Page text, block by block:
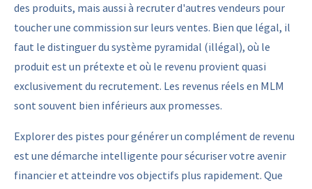
des produits, mais aussi à recruter d'autres vendeurs pour
toucher une commission sur leurs ventes. Bien que légal, il
faut le distinguer du système pyramidal (illégal), où le
produit est un prétexte et où le revenu provient quasi
exclusivement du recrutement. Les revenus réels en MLM
sont souvent bien inférieurs aux promesses.
Explorer des pistes pour générer un complément de revenu
est une démarche intelligente pour sécuriser votre avenir
financier et atteindre vos objectifs plus rapidement. Que